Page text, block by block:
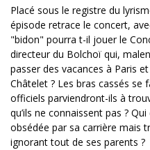
Placé sous le registre du
épisode retrace le concert,
"bidon" pourra t-il jouer le
directeur du Bolchoï qui,
passer des vacances à Paris
Châtelet ? Les bras cassés se
officiels parviendront-ils à
qu’ils ne connaissent pas ?
obsédée par sa carrière mais
ignorant tout de ses parents ?